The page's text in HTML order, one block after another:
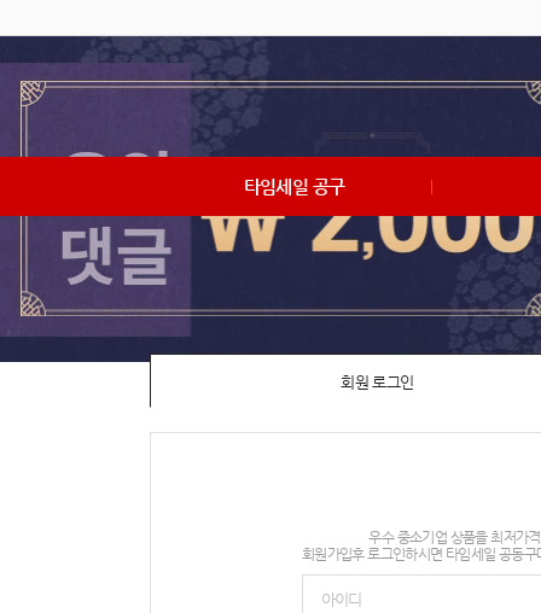
타임세일 공구
회원 로그인
우수 중소기업 상품을 최저가
회원가입후 로그인하시면 타임세일 공동